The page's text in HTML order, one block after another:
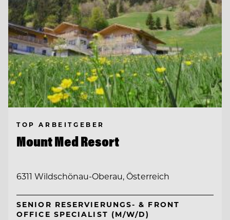
TOP ARBEITGEBER
Mount Med Resort
6311 Wildschönau-Oberau, Österreich
SENIOR RESERVIERUNGS- & FRONT
OFFICE SPECIALIST (M/W/D)